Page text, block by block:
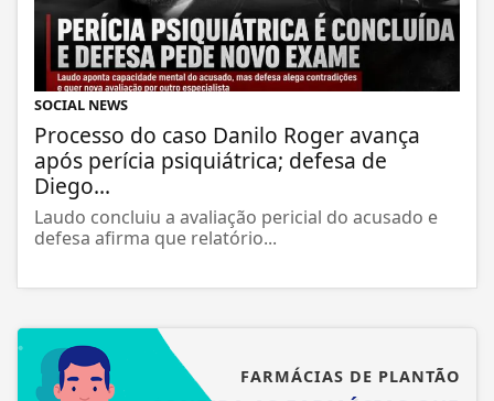
SOCIAL NEWS
Processo do caso Danilo Roger avança
após perícia psiquiátrica; defesa de
Diego...
Laudo concluiu a avaliação pericial do acusado e
defesa afirma que relatório...
FARMÁCIAS DE PLANTÃO